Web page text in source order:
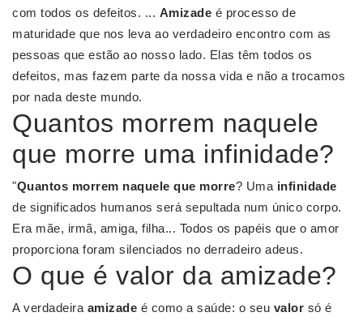
com todos os defeitos. ... Amizade é processo de
maturidade que nos leva ao verdadeiro encontro com as
pessoas que estão ao nosso lado. Elas têm todos os
defeitos, mas fazem parte da nossa vida e não a trocamos
por nada deste mundo.
Quantos morrem naquele
que morre uma infinidade?
"Quantos morrem naquele que morre? Uma infinidade
de significados humanos será sepultada num único corpo.
Era mãe, irmã, amiga, filha... Todos os papéis que o amor
proporciona foram silenciados no derradeiro adeus.
O que é valor da amizade?
A verdadeira amizade é como a saúde: o seu valor só é